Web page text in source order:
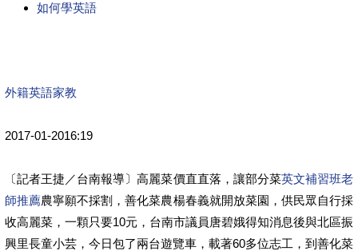
如何學英語
外籍英語家教
2017-01-2016:19
〔記者王捷／台南報導〕高麗菜價直直落，讓部分菜英文補習班老
師推薦農寧願不採割，善化菜農楊春義就開放菜園，供民眾自行採
收高麗菜，一顆只要10元，台南市議員唐碧娥得知消息後與北區振
興里長童小芸，今日包了兩台遊覽車，載著60多位志工，到善化菜